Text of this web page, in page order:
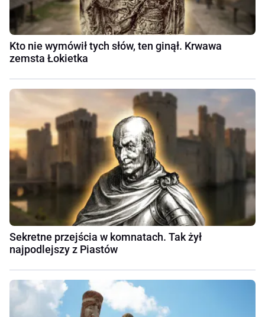
Kto nie wymówił tych słów, ten ginął. Krwawa
zemsta Łokietka
Sekretne przejścia w komnatach. Tak żył
najpodlejszy z Piastów